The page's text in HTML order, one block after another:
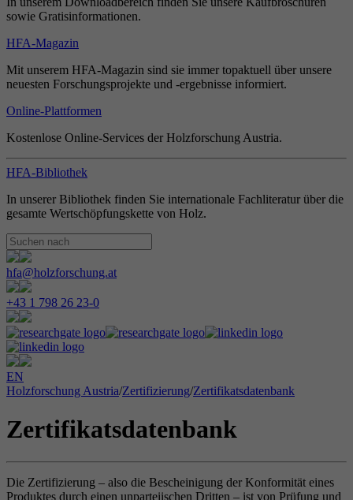
sowie Gratisinformationen.
HFA-Magazin
Mit unserem HFA-Magazin sind sie immer topaktuell über unsere
neuesten Forschungsprojekte und -ergebnisse informiert.
Online-Plattformen
Kostenlose Online-Services der Holzforschung Austria.
HFA-Bibliothek
In unserer Bibliothek finden Sie internationale Fachliteratur über die
gesamte Wertschöpfungskette von Holz.
hfa@holzforschung.at
+43 1 798 26 23-0
EN
Holzforschung Austria/Zertifizierung/Zertifikatsdatenbank
Zertifikatsdatenbank
Die Zertifizierung – also die Bescheinigung der Konformität eines
Produktes durch einen unparteiischen Dritten – ist von Prüfung und